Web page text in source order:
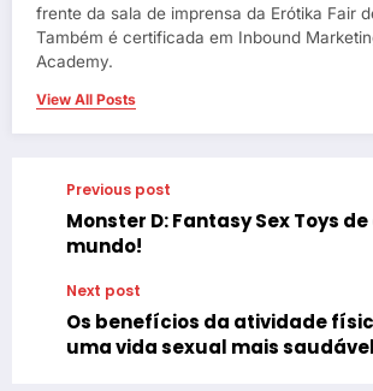
frente da sala de imprensa da Erótika Fair
Também é certificada em Inbound
Academy.
View All Posts
Previous post
Monster D: Fantasy Sex Toys
mundo!
Next post
Os benefícios da atividade
uma vida sexual mais saudável